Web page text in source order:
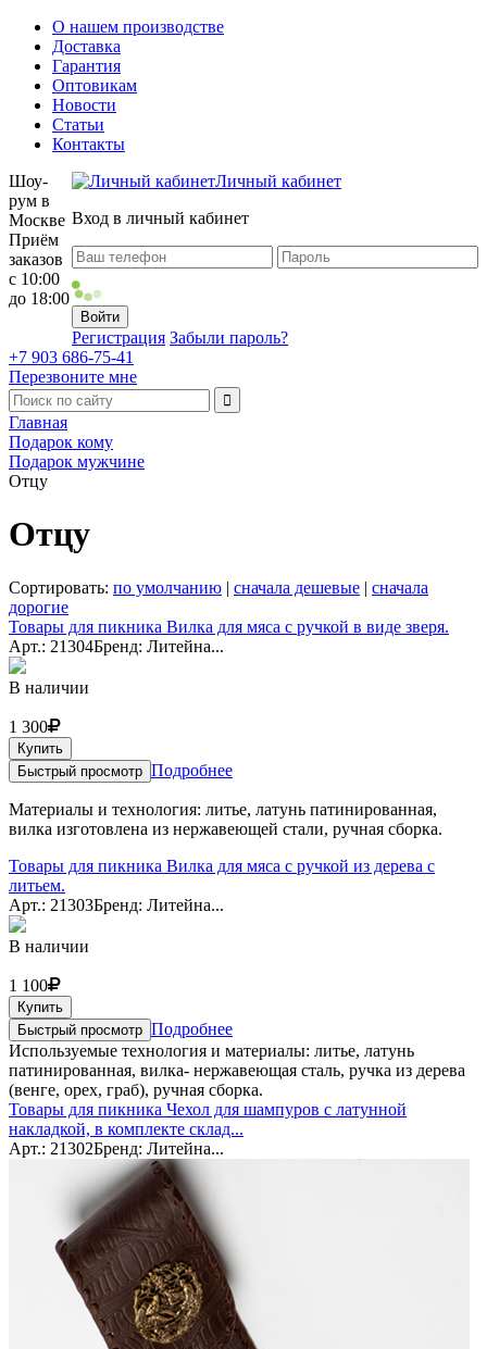
О нашем производстве
Доставка
Гарантия
Оптовикам
Новости
Статьи
Контакты
Личный кабинет
Вход в личный кабинет
Регистрация Забыли пароль?
Шоу-
рум в
Москве
Приём
заказов
с 10:00
до 18:00
+7 903 686-75-41
Перезвоните мне
Главная
Подарок кому
Подарок мужчине
Отцу
Отцу
Сортировать: по умолчанию | сначала дешевые | сначала
дорогие
Товары для пикника Вилка для мяса с ручкой в виде зверя.
Арт.: 21304Бренд: Литейна...
В наличии
1 300
Купить
Быстрый просмотр Подробнее
Материалы и технология: литье, латунь патинированная,
вилка изготовлена из нержавеющей стали, ручная сборка.
Товары для пикника Вилка для мяса с ручкой из дерева с
литьем.
Арт.: 21303Бренд: Литейна...
В наличии
1 100
Купить
Быстрый просмотр Подробнее
Используемые технология и материалы: литье, латунь
патинированная, вилка- нержавеющая сталь, ручка из дерева
(венге, орех, граб), ручная сборка.
Товары для пикника Чехол для шампуров с латунной
накладкой, в комплекте склад...
Арт.: 21302Бренд: Литейна...